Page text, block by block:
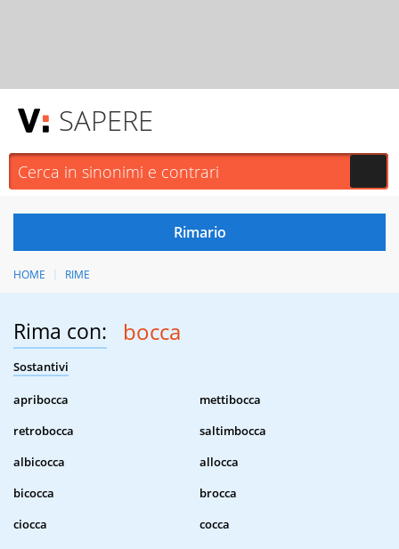
SAPERE
HOME RIME
Rima con: bocca
Sostantivi
apribocca
mettibocca
retrobocca
saltimbocca
albicocca
allocca
bicocca
brocca
ciocca
cocca